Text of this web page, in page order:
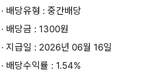
· 배당유형 : 중간배당
· 배당금 : 1300원
· 지급일 : 2026년 06월 16일
· 배당수익률 : 1.54%